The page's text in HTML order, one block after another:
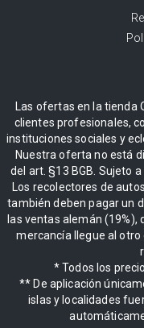
Las ofertas en la
clientes profesionales,
instituciones sociales y
Nuestra oferta no está
del art. §13 BGB. Sujeto
Los recolectores de
también deben pagar un
las ventas alemán (19%),
mercancía llegue al otro
* Todos los
** De aplicación
islas y localidades